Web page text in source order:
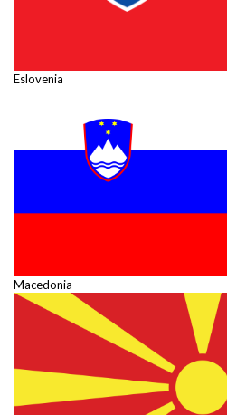
Eslovenia
Macedonia